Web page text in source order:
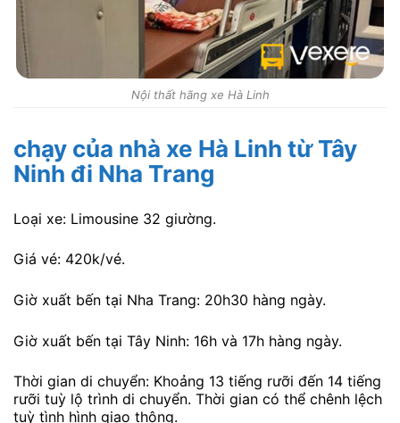
Nội thất hãng xe Hà Linh
chạy của nhà xe Hà Linh từ Tây
Ninh đi Nha Trang
Loại xe: Limousine 32 giường.
Giá vé: 420k/vé.
Giờ xuất bến tại Nha Trang: 20h30 hàng ngày.
Giờ xuất bến tại Tây Ninh: 16h và 17h hàng ngày.
Thời gian di chuyển: Khoảng 13 tiếng rưỡi đến 14 tiếng
rưỡi tuỳ lộ trình di chuyển. Thời gian có thể chênh lệch
tuỳ tình hình giao thông.